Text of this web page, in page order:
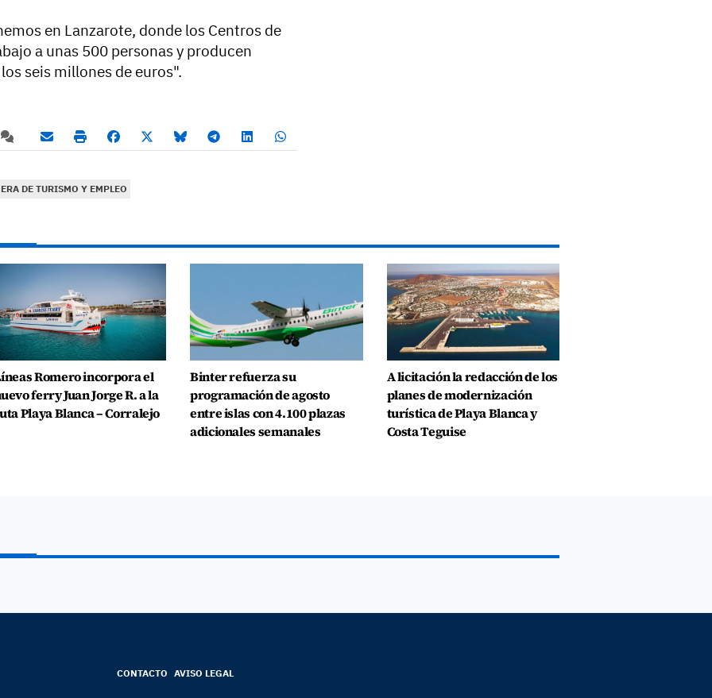
en Lanzarote, donde los Centros de
a unas 500 personas y producen
seis millones de euros".
DE TURISMO Y EMPLEO
Romero incorpora el
ferry Juan Jorge R. a la
Playa Blanca – Corralejo
Binter refuerza su
programación de agosto
entre islas con 4.100 plazas
adicionales semanales
A licitación la redacción de los
planes de modernización
turística de Playa Blanca y
Costa Teguise
CONTACTO AVISO LEGAL